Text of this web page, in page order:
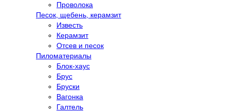
Проволока
Песок, щебень, керамзит
Известь
Керамзит
Отсев и песок
Пиломатериалы
Блок-хаус
Брус
Бруски
Вагонка
Галтель